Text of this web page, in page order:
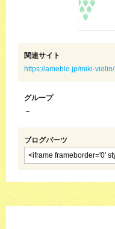
関連サイト
https://ameblo.jp/miki-violin/
グループ
－
ブログパーツ